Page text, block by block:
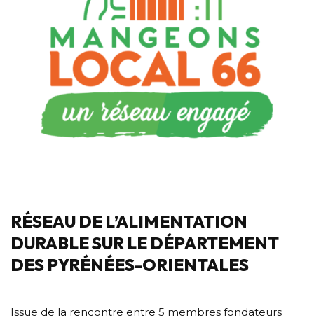
RÉSEAU DE L’ALIMENTATION
DURABLE SUR LE DÉPARTEMENT
DES PYRÉNÉES-ORIENTALES
Issue de la rencontre entre 5 membres fondateurs